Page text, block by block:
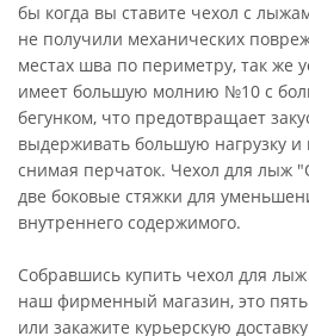
бы когда вы ставите чехол с
не получили механических
местах шва по периметру, так же
имеет большую молнию №10 с
бегунком, что предотвращает
выдерживать большую нагрузку и
снимая перчаток. Чехол для лыж
две боковые стяжки для
внутреннего содержимого.
Собравшись купить чехол для
наш фирменный магазин, это
или закажите курьерскую